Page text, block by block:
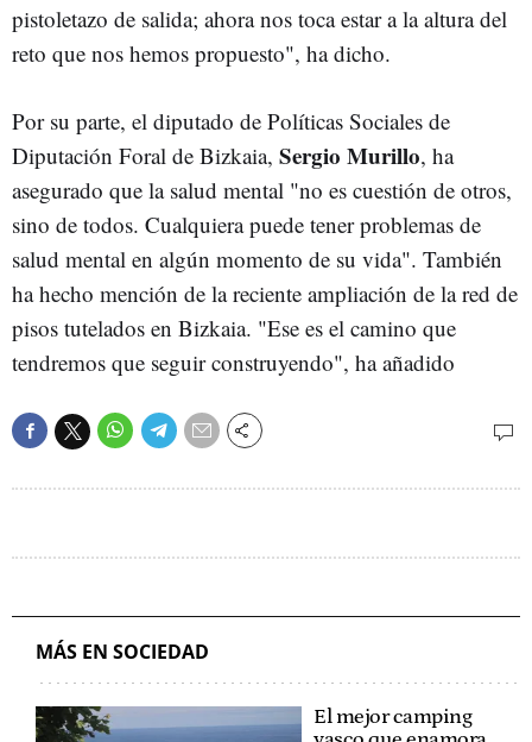
pistoletazo de salida; ahora nos toca estar a la altura del
reto que nos hemos propuesto", ha dicho.
Por su parte, el diputado de Políticas Sociales de
Diputación Foral de Bizkaia, Sergio Murillo, ha
asegurado que la salud mental "no es cuestión de otros,
sino de todos. Cualquiera puede tener problemas de
salud mental en algún momento de su vida". También
ha hecho mención de la reciente ampliación de la red de
pisos tutelados en Bizkaia. "Ese es el camino que
tendremos que seguir construyendo", ha añadido
MÁS EN SOCIEDAD
El mejor camping